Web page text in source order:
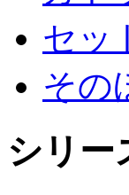
セッ
その
シリー